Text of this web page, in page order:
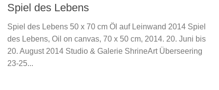
Spiel des Lebens
Spiel des Lebens 50 x 70 cm Öl auf Leinwand 2014 Spiel
des Lebens, Oil on canvas, 70 x 50 cm, 2014. 20. Juni bis
20. August 2014 Studio & Galerie ShrineArt Überseering
23-25...